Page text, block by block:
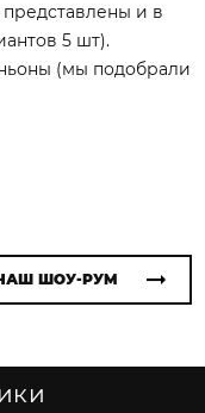
и в
5 шт).
(мы подобрали
ШОУ-РУМ